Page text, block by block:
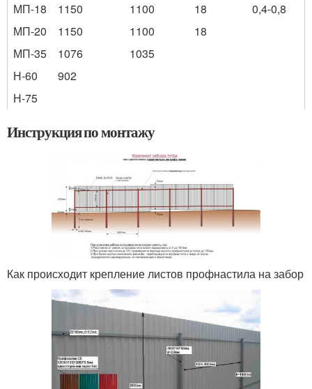
МП-18
1150 1100 18
0,4-0,8
МП-20
1150 1100
18
МП-35
1076
1035
Н-60
902
Н-75
Инструкция по монтажу
Как происходит крепление листов профнастила на забор